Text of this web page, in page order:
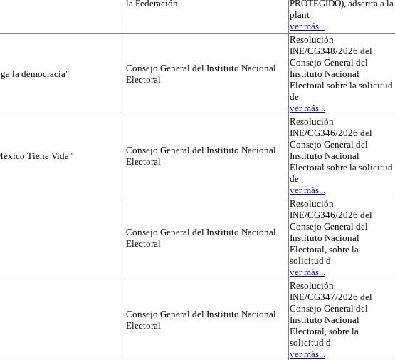
la Federación
PROTEGIDO), adscrita a la
plant
ver más...
la democracia"
Consejo General del Instituto Nacional
Electoral
Resolución
INE/CG348/2026 del
Consejo General del
Instituto Nacional
Electoral sobre la solicitud
de
ver más...
Tiene Vida"
Consejo General del Instituto Nacional
Electoral
Resolución
INE/CG346/2026 del
Consejo General del
Instituto Nacional
Electoral sobre la solicitud
de
ver más...
Consejo General del Instituto Nacional
Electoral
Resolución
INE/CG346/2026 del
Consejo General del
Instituto Nacional
Electoral, sobre la
solicitud d
ver más...
Consejo General del Instituto Nacional
Electoral
Resolución
INE/CG347/2026 del
Consejo General del
Instituto Nacional
Electoral, sobre la
solicitud d
ver más...